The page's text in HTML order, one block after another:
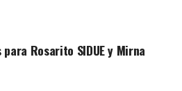
Rosarito SIDUE y Mirna